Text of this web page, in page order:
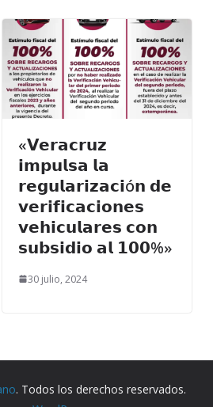
«𝗩𝗲𝗿𝗮𝗰𝗿𝘂𝘇
𝗶𝗺𝗽𝘂𝗹𝘀𝗮 𝗹𝗮
𝗿𝗲𝗴𝘂𝗹𝗮𝗿𝗶𝘇𝗮𝗰𝗶ó𝗻 𝗱𝗲
𝘃𝗲𝗿𝗶𝗳𝗶𝗰𝗮𝗰𝗶𝗼𝗻𝗲𝘀
𝘃𝗲𝗵𝗶𝗰𝘂𝗹𝗮𝗿𝗲𝘀 𝗰𝗼𝗻
𝘀𝘂𝗯𝘀𝗶𝗱𝗶𝗼 𝗮𝗹 𝟭𝟬𝟬%»
30 julio, 2024
. Todos los derechos reservados.